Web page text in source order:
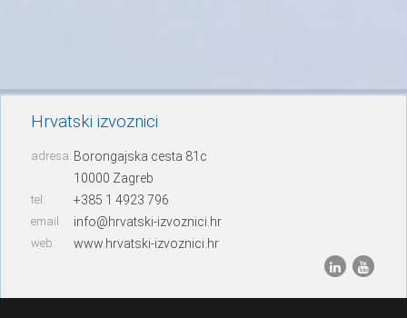
Hrvatski izvoznici
adresa: Borongajska cesta 81c
10000 Zagreb
tel: +385 1 4923 796
email: info@hrvatski-izvoznici.hr
web: www.hrvatski-izvoznici.hr